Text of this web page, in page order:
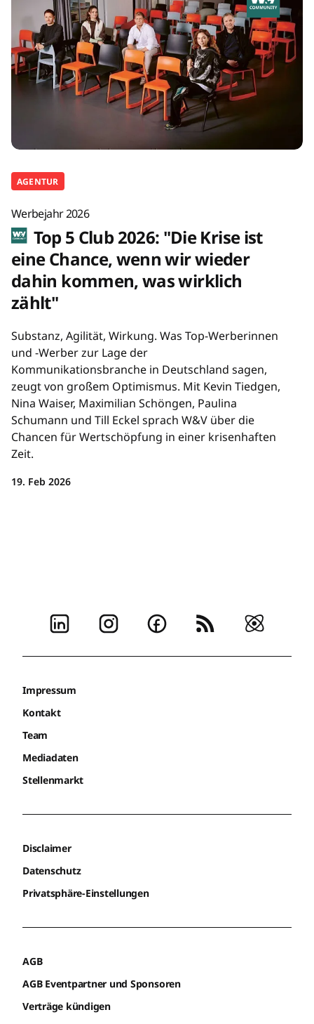
AGENTUR
Werbejahr 2026
Top 5 Club 2026: "Die Krise ist
eine Chance, wenn wir wieder
dahin kommen, was wirklich
zählt"
Substanz, Agilität, Wirkung. Was Top-Werberinnen
und -Werber zur Lage der
Kommunikationsbranche in Deutschland sagen,
zeugt von großem Optimismus. Mit Kevin Tiedgen,
Nina Waiser, Maximilian Schöngen, Paulina
Schumann und Till Eckel sprach W&V über die
Chancen für Wertschöpfung in einer krisenhaften
Zeit.
19. Feb 2026
Impressum
Kontakt
Team
Mediadaten
Stellenmarkt
Disclaimer
Datenschutz
Privatsphäre-Einstellungen
AGB
AGB Eventpartner und Sponsoren
Verträge kündigen